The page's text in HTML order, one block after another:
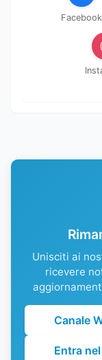
Facebook
Unisciti ai
ricevere
Canale
Entra